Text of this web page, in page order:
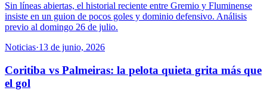
Sin líneas abiertas, el historial reciente entre Gremio y Fluminense
insiste en un guion de pocos goles y dominio defensivo. Análisis
previo al domingo 26 de julio.
Noticias·13 de junio, 2026
Coritiba vs Palmeiras: la pelota quieta grita más que
el gol